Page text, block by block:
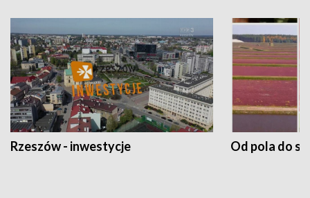
Rzeszów - inwestycje Od pola do